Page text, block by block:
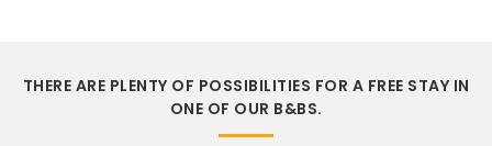
THERE ARE PLENTY OF POSSIBILITIES FOR A FREE STAY IN
ONE OF OUR B&BS.